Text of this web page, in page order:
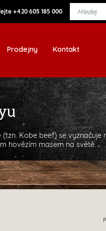
+420 605 185 000
Prodejny Kontakt
Kobe beef) se
hovězím masem na světě.